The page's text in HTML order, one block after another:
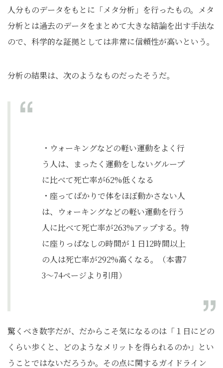
人分ものデータをもとに「メタ分析」を行ったもの。メタ
分析とは過去のデータをまとめて大きな結論を出す手法な
ので、科学的な証拠としては非常に信頼性が高いという。
分析の結果は、次のようなものだったそうだ。
・ウォーキングなどの軽い運動をよく行
う人は、まったく運動をしないグループ
に比べて死亡率が62%低くなる
・座ってばかりで体をほぼ動かさない人
は、ウォーキングなどの軽い運動を行う
人に比べて死亡率が263%アップする。特
に座りっぱなしの時間が１日12時間以上
の人は死亡率が292%高くなる。（本書7
3〜74ページより引用）
驚くべき数字だが、だからこそ気になるのは「１日にどの
くらい歩くと、どのようなメリットを得られるのか」とい
うことではないだろうか。その点に関するガイドライン